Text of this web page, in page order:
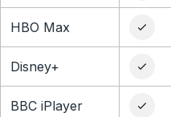
HBO Max
Disney+
BBC iPlayer